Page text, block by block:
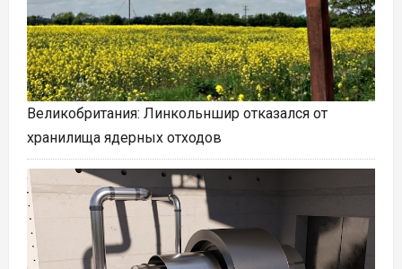
Великобритания: Линкольншир отказался от
хранилища ядерных отходов